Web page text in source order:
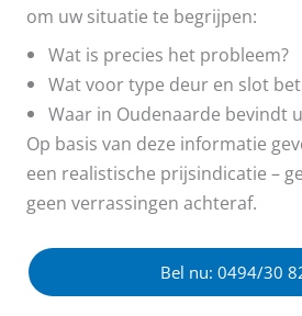
om uw situatie te begrijpen:
Wat is precies het probleem?
Wat voor type deur en slot
Waar in Oudenaarde bevindt
Op basis van deze informatie
een realistische prijsindicatie –
geen verrassingen achteraf.
Bel nu: 0494/30